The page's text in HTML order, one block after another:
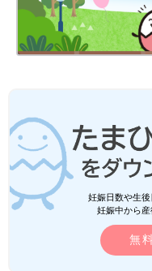
妊娠日数や生
妊娠中から
無